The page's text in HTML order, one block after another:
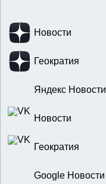
Новости
Геократия
Яндекс Новости
Новости
Геократия
Google Новости